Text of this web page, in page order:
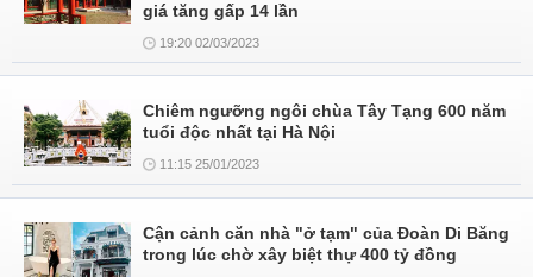
giá tăng gấp 14 lần
19:20 02/03/2023
Chiêm ngưỡng ngôi chùa Tây Tạng 600 năm
tuổi độc nhất tại Hà Nội
11:15 25/01/2023
Cận cảnh căn nhà "ở tạm" của Đoàn Di Băng
trong lúc chờ xây biệt thự 400 tỷ đồng